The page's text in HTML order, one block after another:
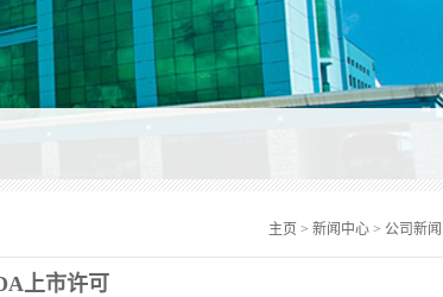
主页 > 新闻中心> 公司新闻
上市许可